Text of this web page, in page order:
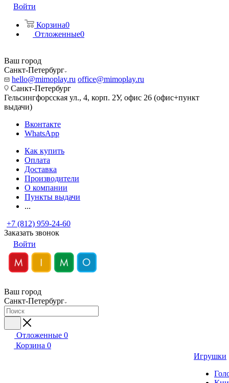
Войти
Корзина0
Отложенные0
Ваш город
Санкт-Петербург
hello@mimoplay.ru office@mimoplay.ru
Санкт-Петербург
Гельсингфорсская ул., 4, корп. 2У, офис 26 (офис+пункт
выдачи)
Вконтакте
WhatsApp
Как купить
Оплата
Доставка
Производители
О компании
Пункты выдачи
...
+7 (812) 959-24-60
Заказать звонок
Войти
Ваш город
Санкт-Петербург
Отложенные 0
Корзина 0
Игрушки